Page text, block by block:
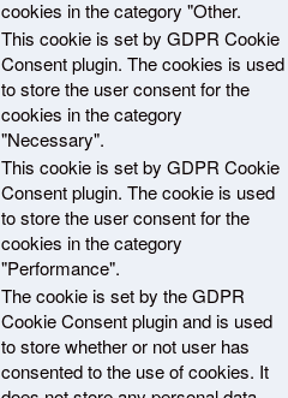
cookies in the category "Other.
This cookie is set by GDPR Cookie
Consent plugin. The cookies is used
to store the user consent for the
cookies in the category
"Necessary".
This cookie is set by GDPR Cookie
Consent plugin. The cookie is used
to store the user consent for the
cookies in the category
"Performance".
The cookie is set by the GDPR
Cookie Consent plugin and is used
to store whether or not user has
consented to the use of cookies. It